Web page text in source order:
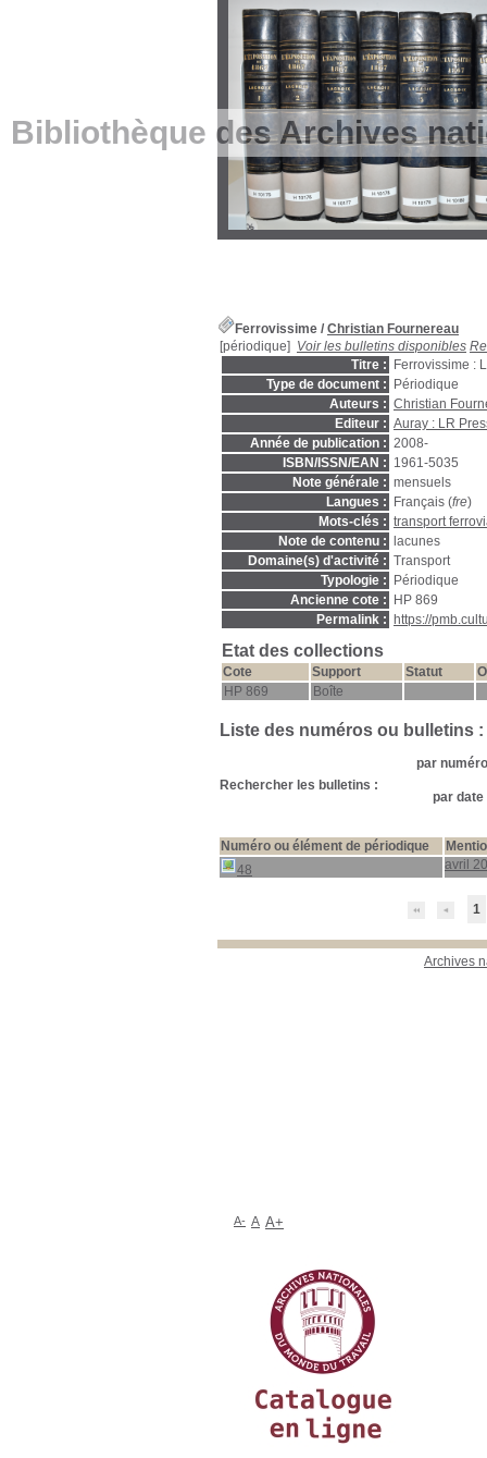
Bibliothèque des Archives
Ferrovissime / Christian Fournereau
[périodique] Voir les bulletins disponibles
Titre :
Ferrovissime :
Type de document :
Périodique
Auteurs : Christian
Editeur : Auray : LR
Année de publication : 2008-
ISBN/ISSN/EAN : 1961-5035
Note générale : mensuels
Langues :
Français (fre)
Mots-clés : transport
Note de contenu :
lacunes
Domaine(s) d'activité : Transport
Typologie :
Périodique
Ancienne cote :
HP 869
Permalink :
https://
Etat des collections
Cote Support Statut
HP 869
Boîte
Liste des numéros ou bulletins :
Rechercher les bulletins :
par
par date
Numéro ou élément de périodique
48
avril
1
Archives
A- A A+